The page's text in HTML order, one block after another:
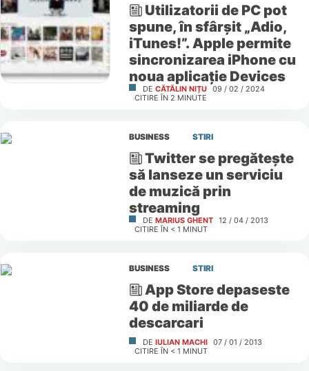
Utilizatorii de PC pot
spune, în sfârșit „Adio,
iTunes!”. Apple permite
sincronizarea iPhone cu
noua aplicație Devices
DE CĂTĂLIN NIȚU 09 / 02 / 2024
CITIRE ÎN 2 MINUTE
BUSINESS STIRI
Twitter se pregăteşte
să lanseze un serviciu
de muzică prin
streaming
DE MARIUS GHENT 12 / 04 / 2013
CITIRE ÎN < 1 MINUT
BUSINESS STIRI
App Store depaseste
40 de miliarde de
descarcari
DE IULIAN MACHI 07 / 01 / 2013
CITIRE ÎN < 1 MINUT